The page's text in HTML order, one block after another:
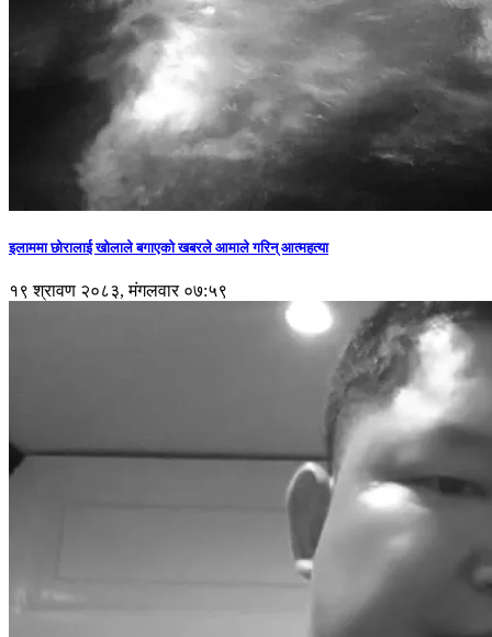
इलाममा छोरालाई खोलाले बगाएकाे खबरले आमाले गरिन् आत्महत्या
१९ श्रावण २०८३, मंगलवार ०७:५९